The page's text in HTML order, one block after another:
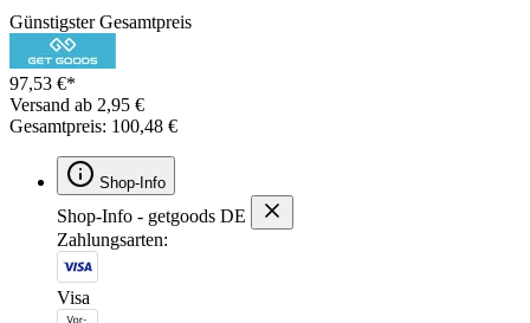
Günstigster Gesamtpreis
97,53 €*
Versand ab 2,95 €
Gesamtpreis: 100,48 €
Shop-Info
Shop-Info - getgoods DE
Zahlungsarten:
Visa